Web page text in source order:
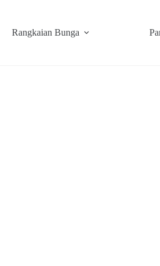
Rangkaian Bunga